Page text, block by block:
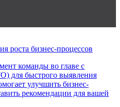
роста бизнес-процессов
команды во главе с
для быстрого выявления
улучшить бизнес-
рекомендации для вашей